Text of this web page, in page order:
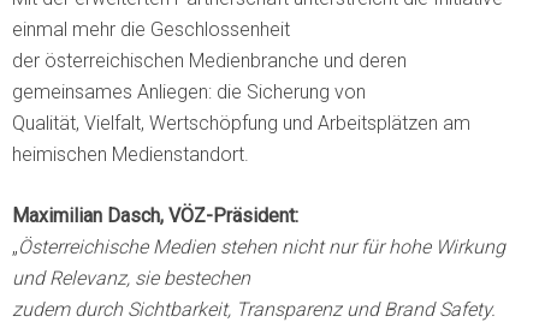
einmal mehr die Geschlossenheit
der österreichischen Medienbranche und deren
gemeinsames Anliegen: die Sicherung von
Qualität, Vielfalt, Wertschöpfung und Arbeitsplätzen am
heimischen Medienstandort.
Maximilian Dasch, VÖZ-Präsident:
„Österreichische Medien stehen nicht nur für hohe Wirkung
und Relevanz, sie bestechen
zudem durch Sichtbarkeit, Transparenz und Brand Safety.